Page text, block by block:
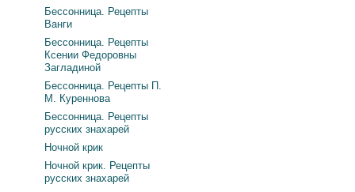
Бессонница. Рецепты
Ванги
Бессонница. Рецепты
Ксении Федоровны
Загладиной
Бессонница. Рецепты П.
М. Куреннова
Бессонница. Рецепты
русских знахарей
Ночной крик
Ночной крик. Рецепты
русских знахарей